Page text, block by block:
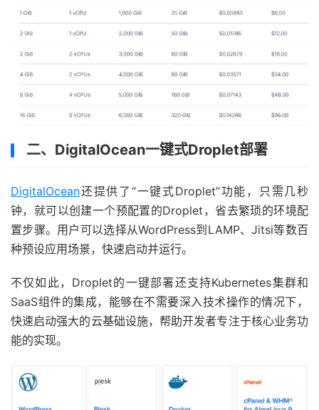
二、DigitalOcean一键式Droplet部署
DigitalOcean还提供了“一键式Droplet”功能，只需几秒
钟，就可以创建一个预配置的Droplet，省去繁琐的环境配
置步骤。用户可以选择从WordPress到LAMP、Jitsi等数百
种预设应用场景，快速启动并运行。
不仅如此，Droplet的一键部署还支持Kubernetes集群和
SaaS组件的集成，能够在不需要深入技术操作的情况下，
快速启动强大的云基础设施，帮助开发者专注于核心业务功
能的实现。